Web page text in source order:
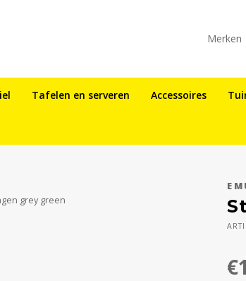
Merken
Tafelen en serveren Accessoires
grey green